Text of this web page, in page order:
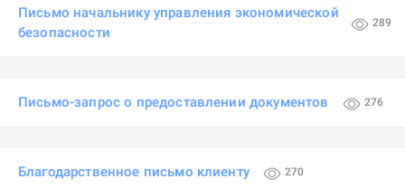
Письмо начальнику управления экономической
безопасности
289
Письмо-запрос о предоставлении документов 276
Благодарственное письмо клиенту 270